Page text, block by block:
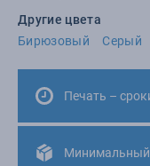
Другие цвета
Бирюзовый
Серый
Печать –
Минимальный